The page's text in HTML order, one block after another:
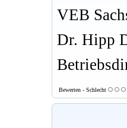
VEB
Dr. Hipp
Bewerten - Schlecht